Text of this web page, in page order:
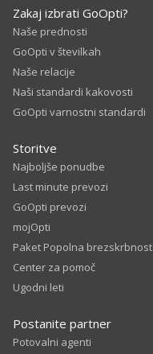
Zakaj izbrati GoOpti?
Naše prednosti
GoOpti v številkah
Naše relacije
Naši standardi kakovosti
GoOpti varnostni standardi
Storitve
Najboljše ponudbe
Last minute prevozi
GoOpti prevozi
mojOpti
Paket Popolna brezskrbnost
Center za pomoč
Ugodni leti
Postanite partner
Potovalni agenti